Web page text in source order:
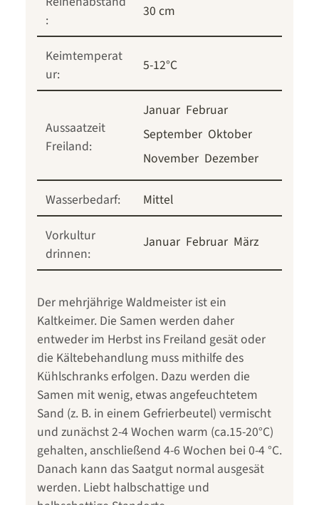
:
30 cm
Keimtemperat
ur:
5-12°C
Aussaatzeit
Freiland:
Januar Februar
September Oktober
November Dezember
Wasserbedarf:
Mittel
Vorkultur
drinnen:
Januar Februar März
Der mehrjährige Waldmeister ist ein
Kaltkeimer. Die Samen werden daher
entweder im Herbst ins Freiland gesät oder
die Kältebehandlung muss mithilfe des
Kühlschranks erfolgen. Dazu werden die
Samen mit wenig, etwas angefeuchtetem
Sand (z. B. in einem Gefrierbeutel) vermischt
und zunächst 2-4 Wochen warm (ca.15-20°C)
gehalten, anschließend 4-6 Wochen bei 0-4 °C.
Danach kann das Saatgut normal ausgesät
werden. Liebt halbschattige und